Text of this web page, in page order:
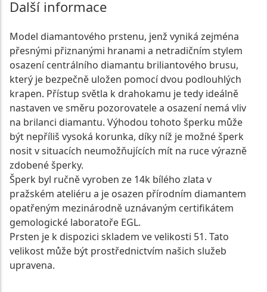
Další informace
Model diamantového prstenu, jenž vyniká zejména
přesnými přiznanými hranami a netradičním stylem
osazení centrálního diamantu briliantového brusu,
který je bezpečně uložen pomocí dvou podlouhlých
krapen. Přístup světla k drahokamu je tedy ideálně
nastaven ve směru pozorovatele a osazení nemá vliv
na brilanci diamantu. Výhodou tohoto šperku může
být nepříliš vysoká korunka, díky níž je možné šperk
nosit v situacích neumožňujících mít na ruce výrazně
zdobené šperky.
Šperk byl ručně vyroben ze 14k bílého zlata v
pražském ateliéru a je osazen přírodním diamantem
opatřeným mezinárodně uznávaným certifikátem
gemologické laboratoře EGL.
Prsten je k dispozici skladem ve velikosti 51. Tato
velikost může být prostřednictvím našich služeb
upravena.